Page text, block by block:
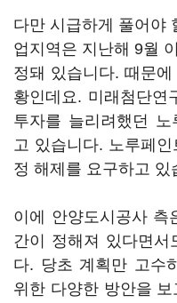
다만 시급하게 풀어야
업지역은 지난해 9월
정돼 있습니다. 때문
황인데요. 미래첨단연
투자를 늘리려했던 노
고 있습니다. 노루페
정 해제를 요구하고 있
이에 안양도시공사 측
간이 정해져 있다면서
다. 당초 계획만 고수
위한 다양한 방안을 보